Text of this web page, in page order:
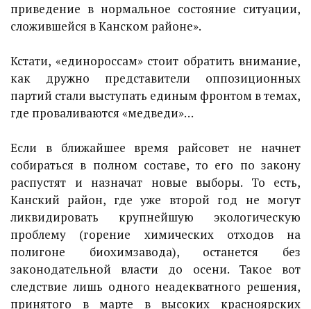
приведение в нормальное состояние ситуации,
сложившейся в Канском районе».
Кстати, «единороссам» стоит обратить внимание,
как дружно представители оппозиционных
партий стали выступать единым фронтом в темах,
где проваливаются «медведи»…
Если в ближайшее время райсовет не начнет
собираться в полном составе, то его по закону
распустят и назначат новые выборы. То есть,
Канский район, где уже второй год не могут
ликвидировать крупнейшую экологическую
проблему (горение химических отходов на
полигоне биохимзавода), останется без
законодательной власти до осени. Такое вот
следствие лишь одного неадекватного решения,
принятого в марте в высоких красноярских